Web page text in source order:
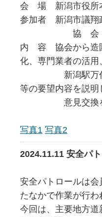
会 場 新潟市役所
参加者 新潟市議
協 会 荒川
内 容 協会から造
化、専門業者の活用
新潟駅万代広場
等の要望内容を説明
意見交換を行
写真1 写真2
2024.11.11 安全パ
安全パトロールは
たなかで作業が行
今回は、主要地方